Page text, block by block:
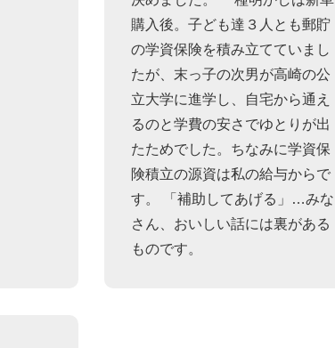
購入後。子ども達３人とも郵貯
の学資保険を積み立てていまし
たが、末っ子の次男が高崎の公
立大学に進学し、自宅から通え
るのと学費の安さでゆとりが出
たためでした。ちなみに学資保
険積立の源資は私の給与からで
す。 「補助してあげる」…みな
さん、おいしい話には裏がある
ものです。